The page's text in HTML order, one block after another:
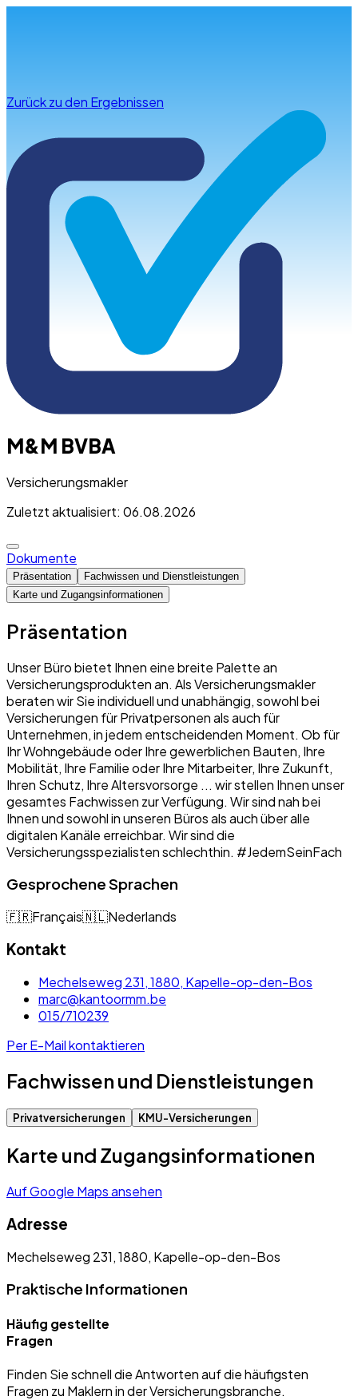
Zurück zu den Ergebnissen
M&M BVBA
Versicherungsmakler
Zuletzt aktualisiert: 06.08.2026
Dokumente
Präsentation
Fachwissen und Dienstleistungen
Karte und Zugangsinformationen
Präsentation
Unser Büro bietet Ihnen eine breite Palette an
Versicherungsprodukten an. Als Versicherungsmakler
beraten wir Sie individuell und unabhängig, sowohl bei
Versicherungen für Privatpersonen als auch für
Unternehmen, in jedem entscheidenden Moment. Ob für
Ihr Wohngebäude oder Ihre gewerblichen Bauten, Ihre
Mobilität, Ihre Familie oder Ihre Mitarbeiter, Ihre Zukunft,
Ihren Schutz, Ihre Altersvorsorge ... wir stellen Ihnen unser
gesamtes Fachwissen zur Verfügung. Wir sind nah bei
Ihnen und sowohl in unseren Büros als auch über alle
digitalen Kanäle erreichbar. Wir sind die
Versicherungsspezialisten schlechthin. #JedemSeinFach
Gesprochene Sprachen
🇫🇷Français🇳🇱Nederlands
Kontakt
Mechelseweg 231, 1880, Kapelle-op-den-Bos
marc@kantoormm.be
015/710239
Per E-Mail kontaktieren
Fachwissen und Dienstleistungen
Privatversicherungen KMU-Versicherungen
Karte und Zugangsinformationen
Auf Google Maps ansehen
Adresse
Mechelseweg 231, 1880, Kapelle-op-den-Bos
Praktische Informationen
Häufig gestellte
Fragen
Finden Sie schnell die Antworten auf die häufigsten
Fragen zu Maklern in der Versicherungsbranche.